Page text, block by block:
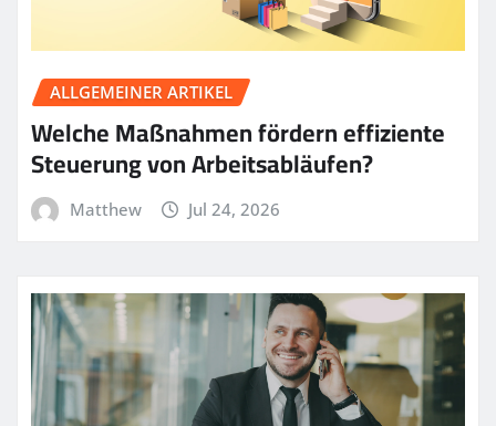
ALLGEMEINER ARTIKEL
Welche Maßnahmen fördern effiziente
Steuerung von Arbeitsabläufen?
Matthew Jul 24, 2026